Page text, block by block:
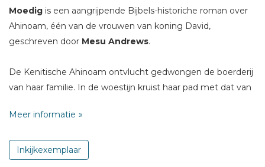
Moedig is een aangrijpende Bijbels-historiche roman over
Ahinoam, één van de vrouwen van koning David,
geschreven door Mesu Andrews.
De Kenitische Ahinoam ontvlucht gedwongen de boerderij
van haar familie. In de woestijn kruist haar pad met dat van
ontpopt tot krijgsheld en zelfs Gods gezalfde genoemd
Ahinoam het respect van de groep te winnen en ze sluit
Meer informatie
Inkijkexemplaar
Schrijf hieronder je review!
Sterren
Bericht *